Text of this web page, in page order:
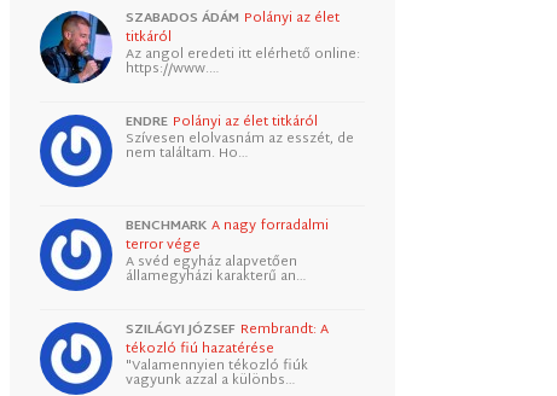
SZABADOS ÁDÁM Polányi az élet
titkáról
Az angol eredeti itt elérhető online:
https://www.…
ENDRE Polányi az élet titkáról
Szívesen elolvasnám az esszét, de
nem találtam. Ho…
BENCHMARK A nagy forradalmi
terror vége
A svéd egyház alapvetően
államegyházi karakterű an…
SZILÁGYI JÓZSEF Rembrandt: A
tékozló fiú hazatérése
"Valamennyien tékozló fiúk
vagyunk azzal a különbs…